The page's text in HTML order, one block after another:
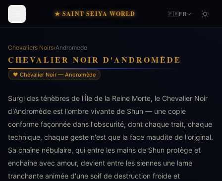
★ SAINT SEIYA WORLD 🇫🇷FR
Chevaliers Noirs›Andromede
CHEVALIER NOIR D'ANDROMÈDE
🖤 Chevalier Noir — Andromède
Surgi des ténèbres de l'Île de la Reine Morte, le Chevalier Noir
d'Andromède est l'ombre vivante de Shun — une copie
conforme façonnée dans l'obscurité, dont chaque trait, chaque
technique, chaque geste n'est que la face maudite de l'original.
Sa chaîne nébulaire, qui entre les mains de Shun protège et
enchaîne avec amour, devient entre les siennes une lame
tranchante animée d'une soif de destruction froide et